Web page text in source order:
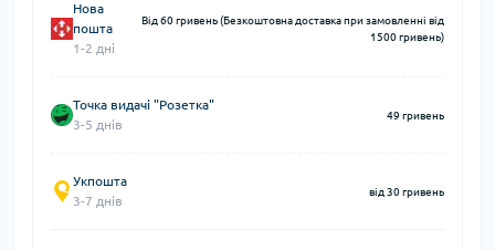
Нова
пошта
1-2 дні
Від 60 гривень (Безкоштовна доставка при замовленні від
1500 гривень)
Точка видачі "Розетка"
3-5 днів
49 гривень
Укпошта
3-7 днів
від 30 гривень